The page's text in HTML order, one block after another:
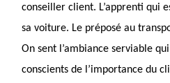
conseiller client. L’apprenti qui
sa voiture. Le préposé au
On sent l’ambiance serviable
conscients de l’importance du